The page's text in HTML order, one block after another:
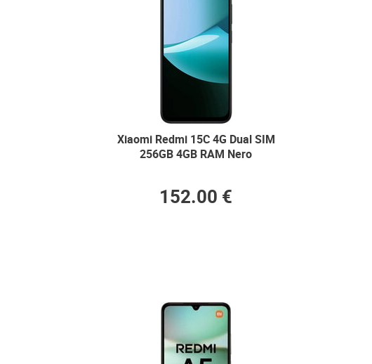
Xiaomi Redmi 15C 4G Dual SIM
256GB 4GB RAM Nero
152.00 €